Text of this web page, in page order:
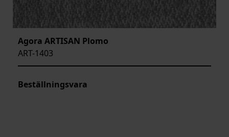
Agora ARTISAN Plomo
ART-1403
Beställningsvara